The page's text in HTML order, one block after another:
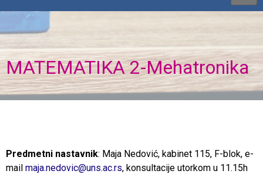
MATEMATIKA 2-Mehatronika
Predmetni nastavnik: Maja Nedović, kabinet 115, F-blok, e-
mail maja.nedovic@uns.ac.rs, konsultacije utorkom u 11.15h